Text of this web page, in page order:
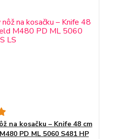
na kosačku – Knife 48 cm
PD ML 5060 S481 HP